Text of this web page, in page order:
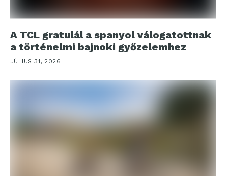
A TCL gratulál a spanyol válogatottnak
a történelmi bajnoki győzelemhez
JÚLIUS 31, 2026